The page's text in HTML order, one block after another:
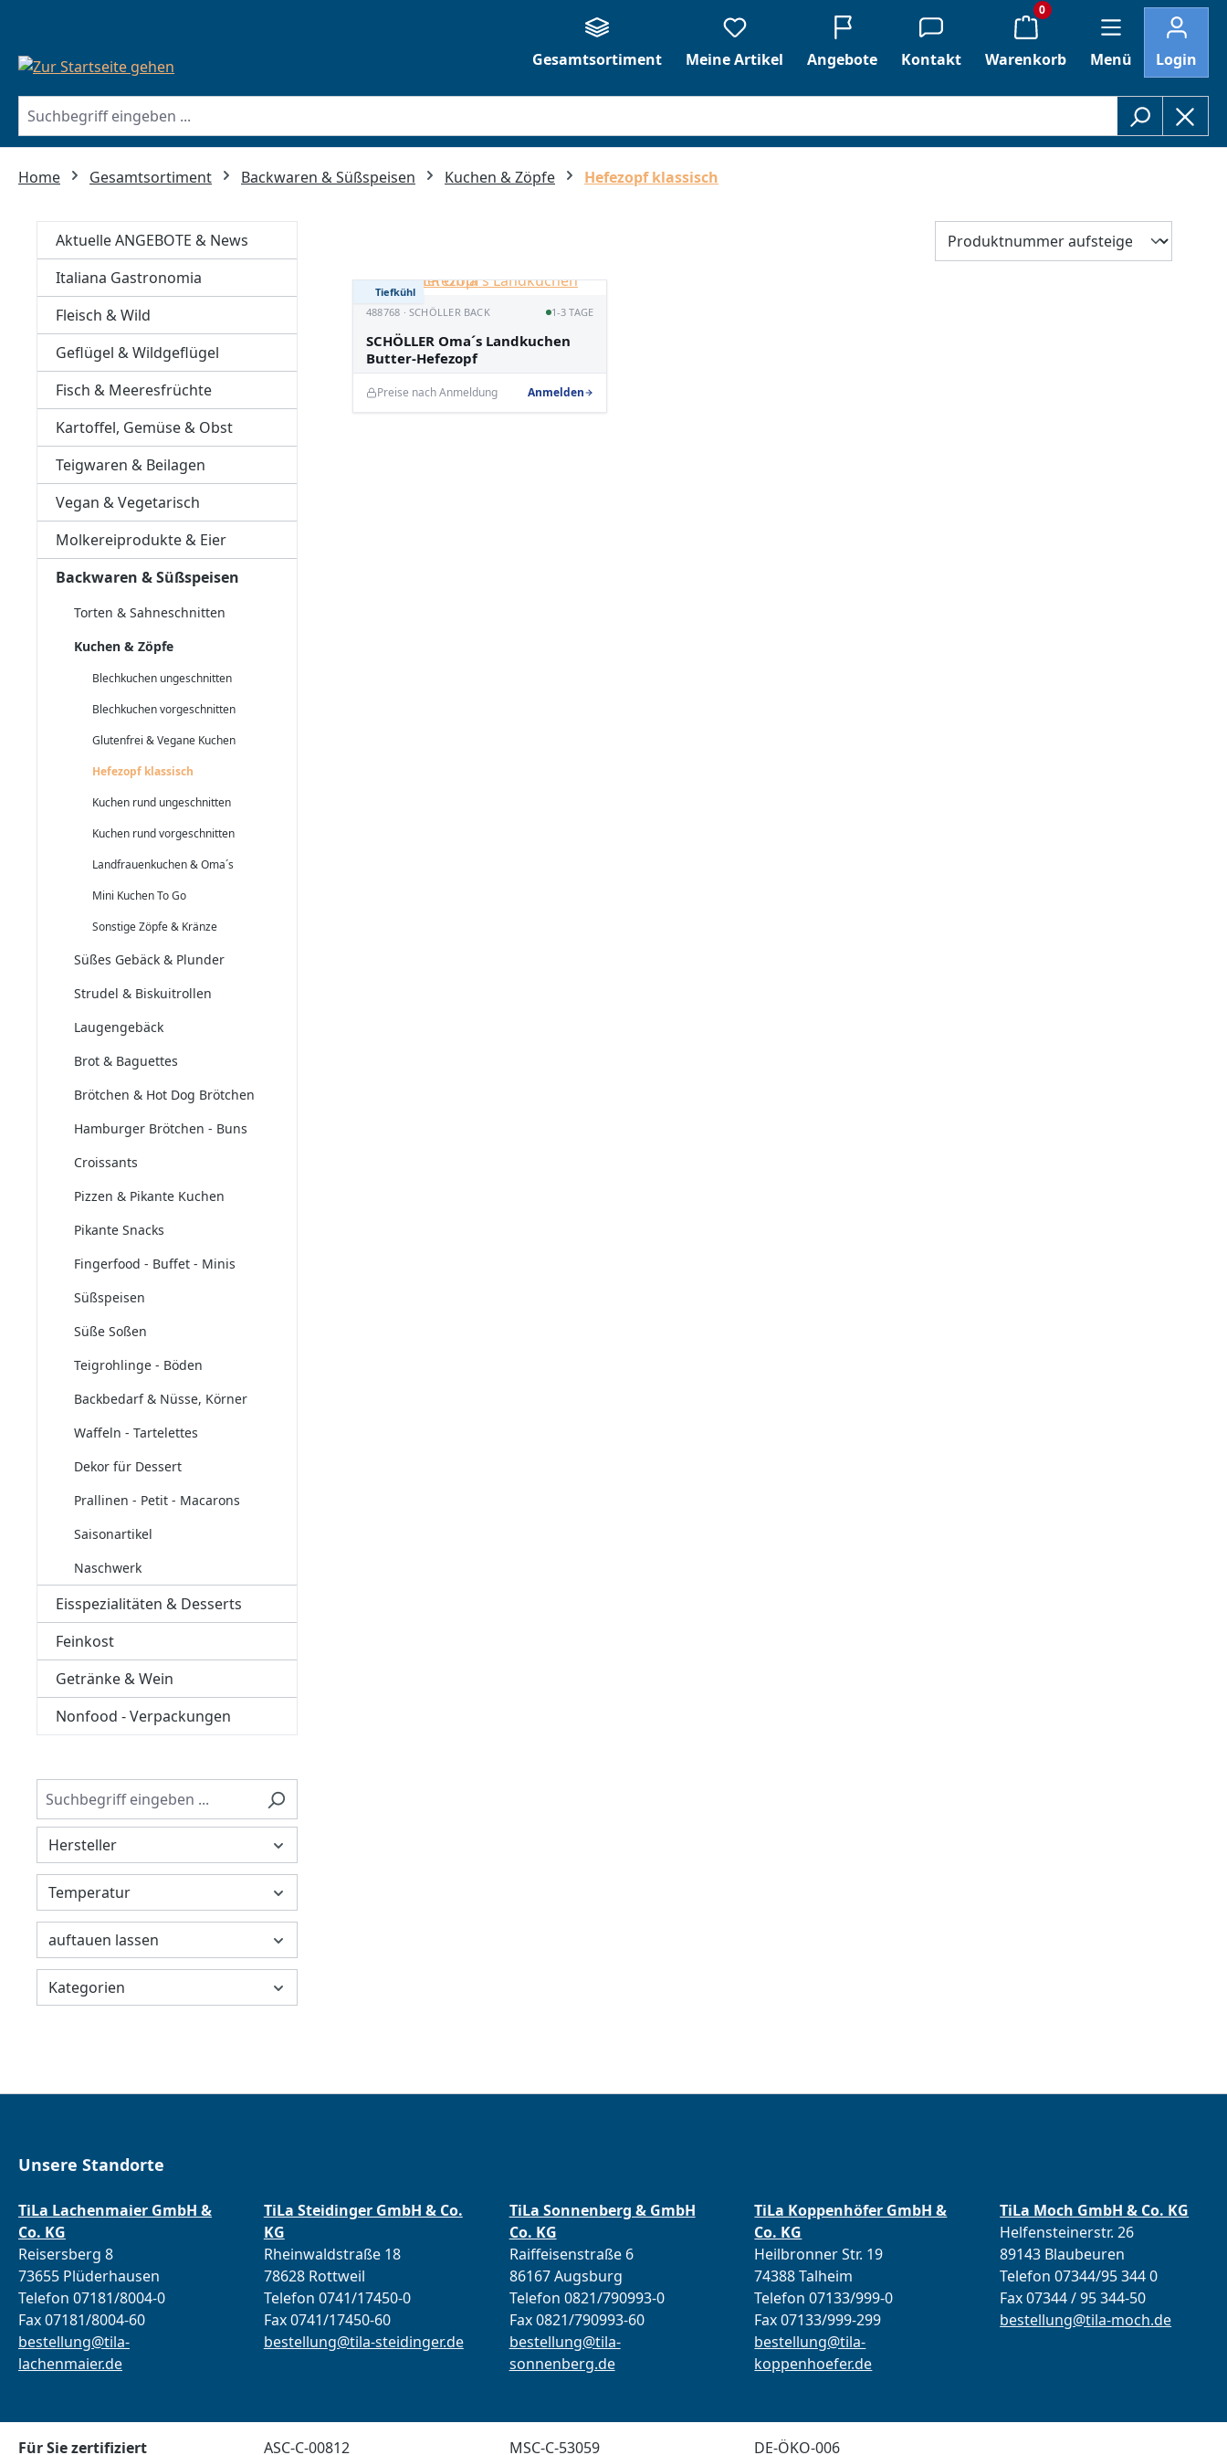
Gesamtsortiment
Meine Artikel Angebote Kontakt
0
Warenkorb Menü Login
Home Gesamtsortiment Backwaren & Süßspeisen Kuchen & Zöpfe Hefezopf klassisch
Aktuelle ANGEBOTE & News
Italiana Gastronomia
Fleisch & Wild
Geflügel & Wildgeflügel
Fisch & Meeresfrüchte
Kartoffel, Gemüse & Obst
Teigwaren & Beilagen
Vegan & Vegetarisch
Molkereiprodukte & Eier
Backwaren & Süßspeisen
Torten & Sahneschnitten
Kuchen & Zöpfe
Blechkuchen ungeschnitten
Blechkuchen vorgeschnitten
Glutenfrei & Vegane Kuchen
Hefezopf klassisch
Kuchen rund ungeschnitten
Kuchen rund vorgeschnitten
Landfrauenkuchen & Oma´s
Mini Kuchen To Go
Sonstige Zöpfe & Kränze
Süßes Gebäck & Plunder
Strudel & Biskuitrollen
Laugengebäck
Brot & Baguettes
Brötchen & Hot Dog Brötchen
Hamburger Brötchen - Buns
Croissants
Pizzen & Pikante Kuchen
Pikante Snacks
Fingerfood - Buffet - Minis
Süßspeisen
Süße Soßen
Teigrohlinge - Böden
Backbedarf & Nüsse, Körner
Waffeln - Tartelettes
Dekor für Dessert
Prallinen - Petit - Macarons
Saisonartikel
Naschwerk
Eisspezialitäten & Desserts
Feinkost
Getränke & Wein
Nonfood - Verpackungen
Hersteller
Temperatur
auftauen lassen
Kategorien
Tiefkühl
488768 · SCHÖLLER BACK
1-3 TAGE
SCHÖLLER Oma´s Landkuchen
Butter-Hefezopf
Preise nach Anmeldung Anmelden
Unsere Standorte
TiLa Lachenmaier GmbH &
Co. KG
Reisersberg 8
73655 Plüderhausen
Telefon 07181/8004-0
Fax 07181/8004-60
bestellung@tila-
lachenmaier.de
TiLa Steidinger GmbH & Co.
KG
Rheinwaldstraße 18
78628 Rottweil
Telefon 0741/17450-0
Fax 0741/17450-60
bestellung@tila-steidinger.de
TiLa Sonnenberg & GmbH
Co. KG
Raiffeisenstraße 6
86167 Augsburg
Telefon 0821/790993-0
Fax 0821/790993-60
bestellung@tila-
sonnenberg.de
TiLa Koppenhöfer GmbH &
Co. KG
Heilbronner Str. 19
74388 Talheim
Telefon 07133/999-0
Fax 07133/999-299
bestellung@tila-
koppenhoefer.de
TiLa Moch GmbH & Co. KG
Helfensteinerstr. 26
89143 Blaubeuren
Telefon 07344/95 344 0
Fax 07344 / 95 344-50
bestellung@tila-moch.de
Für Sie zertifiziert ASC-C-00812 MSC-C-53059 DE-ÖKO-006